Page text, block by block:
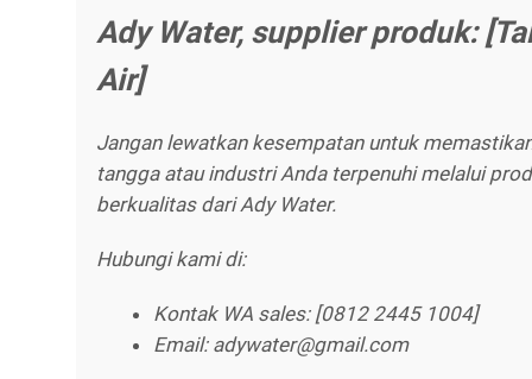
Ady Water, supplier produk:
Air]
Jangan lewatkan kesempatan untuk
tangga atau industri Anda terpenuhi melalui
berkualitas dari Ady Water.
Hubungi kami di:
Kontak WA sales: [0812 2445 1004]
Email: adywater@gmail.com